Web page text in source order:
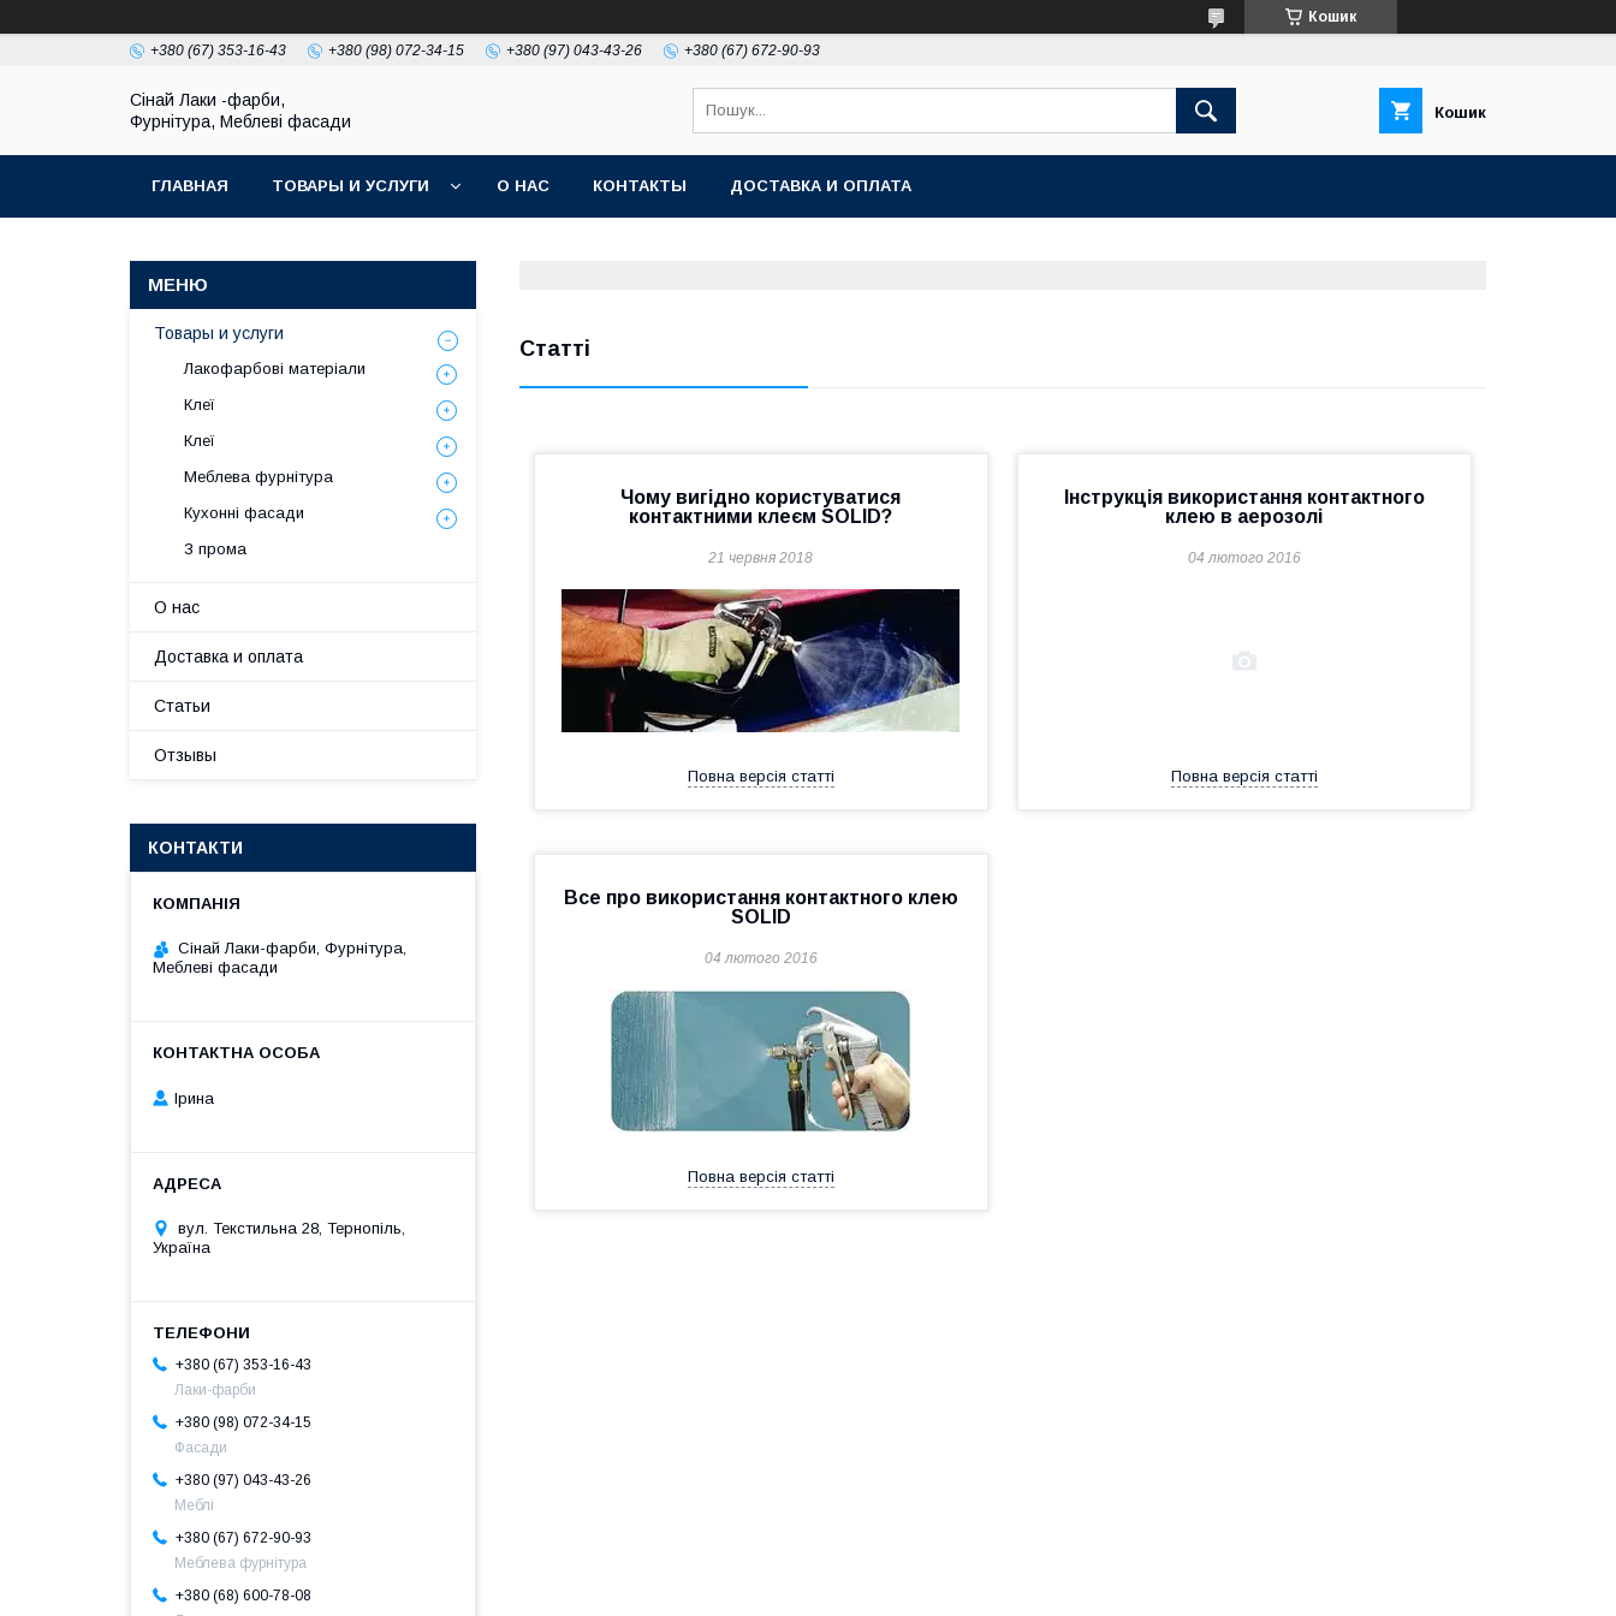
Кошик
+380 (67) 353-16-43 +380 (98) 072-34-15 +380 (97) 043-43-26 +380 (67) 672-90-93
Сінай Лаки -фарби,
Фурнітура, Меблеві фасади
Кошик
ГЛАВНАЯ ТОВАРЫ И УСЛУГИ О НАС КОНТАКТЫ ДОСТАВКА И ОПЛАТА
Статті
Чому вигідно користуватися
контактними клеєм SOLID?
21 червня 2018
Повна версія статті
Інструкція використання контактного
клею в аерозолі
04 лютого 2016
Повна версія статті
Все про використання контактного клею
SOLID
04 лютого 2016
Повна версія статті
Товары и услуги
Лакофарбові матеріали
Клеї
Клеї
Меблева фурнітура
Кухонні фасади
З прома
О нас
Доставка и оплата
Статьи
Отзывы
КОНТАКТИ
Сінай Лаки-фарби, Фурнітура,
Меблеві фасади
Ірина
вул. Текстильна 28, Тернопіль,
Україна
+380 (67) 353-16-43
Лаки-фарби
+380 (98) 072-34-15
Фасади
+380 (97) 043-43-26
Меблі
+380 (67) 672-90-93
Меблева фурнітура
+380 (68) 600-78-08